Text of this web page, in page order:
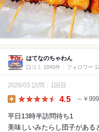
はてなのちゃわん
口コミ 1045件 フォロワー
2026/03 訪問 1回目
4.5 ～￥
平日13時半訪問待ち1
美味しいみたらし団子がある